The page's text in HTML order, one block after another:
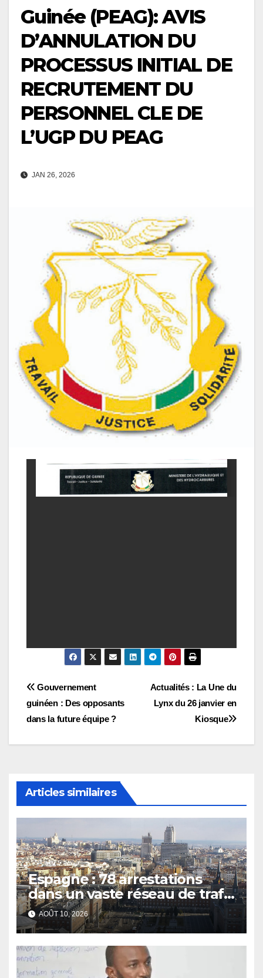
Guinée (PEAG): AVIS
D’ANNULATION DU
PROCESSUS INITIAL DE
RECRUTEMENT DU
PERSONNEL CLE DE
L’UGP DU PEAG
JAN 26, 2026
Navigation
de
l’article
Actualités : La Une du
Lynx du 26 janvier en
Kiosque
Gouvernement
guinéen : Des opposants
dans la future équipe ?
Articles similaires
Espagne : 78 arrestations
dans un vaste réseau de trafic
d’êtres humains et de drogue
AOÛT 10, 2026